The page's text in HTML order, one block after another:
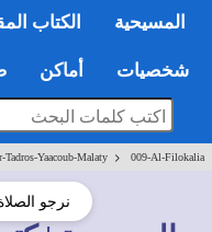
المسيحية الكتاب
شخصيات أماكن
Yaacoub-Malaty> 009-Al-Filokalia
نرجو